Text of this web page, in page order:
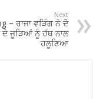
Next
– ਰਾਜਾ ਵੜਿੰਗ ਨੇ ਦੋ
ਜੂੜਿਆਂ ਨੂੰ ਹੱਥ ਨਾਲ
ਹਲੂਣਿਆ